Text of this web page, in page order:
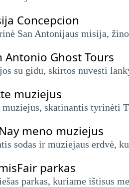
Concepcion
San Antonijaus misija,
Antonio Ghost Tours
su gidu, skirtos nuvesti
muziejus
skatinantis tyrinėti
meno muziejus
sodas ir muziejaus erdvė,
parkas
parkas, kuriame ištisus